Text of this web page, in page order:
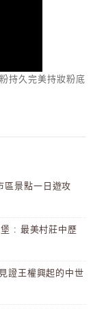
持久完美持妝粉底
景點一日遊攻
: 最美村莊中歷
證王權興起的中世